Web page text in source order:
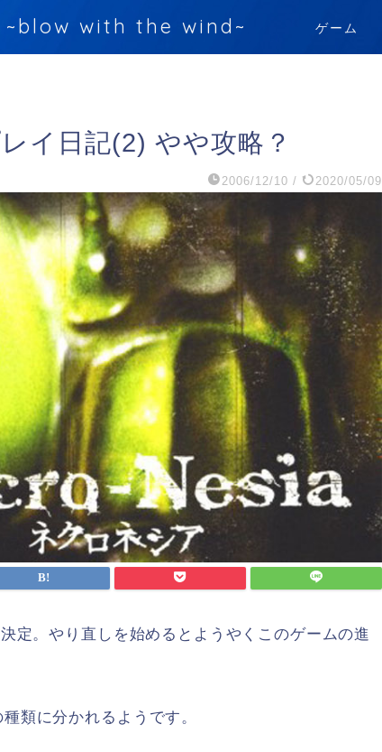
~blow with the wind~ ゲーム
イ日記(2) やや攻略？
2006/12/10 / 2020/05/09
定。やり直しを始めるとようやくこのゲームの進
類に分かれるようです。